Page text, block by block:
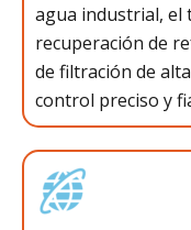
agua industrial, el
recuperación de
de filtración de
control preciso y